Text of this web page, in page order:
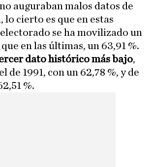
auguraban malos datos de
cierto es que en estas
se ha movilizado un
en las últimas, un 63,91 %.
dato histórico más bajo,
de 1991, con un 62,78 %, y de
%.